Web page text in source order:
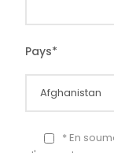
Pays*
* En